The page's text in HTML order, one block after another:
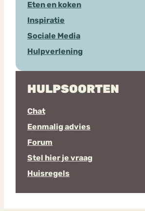
Eten en koken
Inspiratie
Sociale Media
Hulpverlening
HULPSOORTEN
Chat
Eenmalig advies
Forum
Stel hier je vraag
Huisregels